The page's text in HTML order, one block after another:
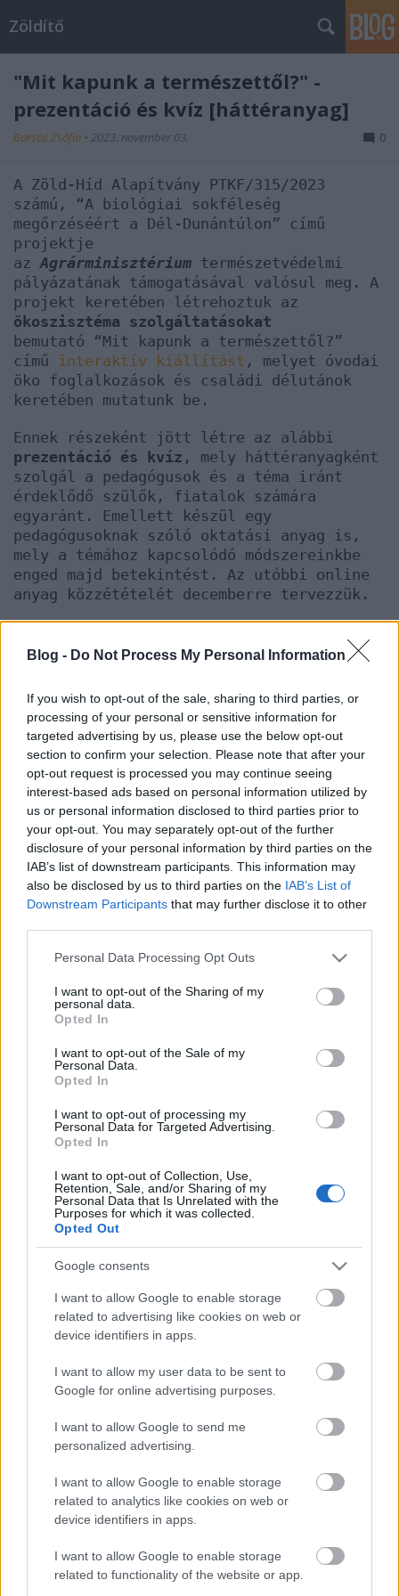
Blog - Do Not Process My Personal Information
If you wish to opt-out of the sale, sharing to third parties, or
processing of your personal or sensitive information for
targeted advertising by us, please use the below opt-out
section to confirm your selection. Please note that after your
opt-out request is processed you may continue seeing
interest-based ads based on personal information utilized by
us or personal information disclosed to third parties prior to
your opt-out. You may separately opt-out of the further
disclosure of your personal information by third parties on the
IAB’s list of downstream participants. This information may
also be disclosed by us to third parties on the IAB’s List of
Downstream Participants that may further disclose it to other
Please note that this website/app uses one or more Google
not limited to your visit or usage behaviour. You may click to
grant or deny consent to Google and its third-party tags to
use your data for below specified purposes in below Google
consent section.
Personal Data Processing Opt Outs
I want to opt-out of the Sharing of my
personal data.
Opted In
I want to opt-out of the Sale of my
Personal Data.
Opted In
I want to opt-out of processing my
Personal Data for Targeted Advertising.
Opted In
I want to opt-out of Collection, Use,
Retention, Sale, and/or Sharing of my
Personal Data that Is Unrelated with the
Purposes for which it was collected.
Opted Out
Google consents
I want to allow Google to enable storage
related to advertising like cookies on web or
device identifiers in apps.
I want to allow my user data to be sent to
Google for online advertising purposes.
I want to allow Google to send me
personalized advertising.
I want to allow Google to enable storage
related to analytics like cookies on web or
device identifiers in apps.
I want to allow Google to enable storage
related to functionality of the website or app.
Zöldítő
"Mit kapunk a természettől?" -
prezentáció és kvíz [háttéranyag]
Borsós Zsófia • 2023. november 03. 0
A Zöld-Híd Alapítvány PTKF/315/2023
számú, “A biológiai sokféleség
megőrzéséért a Dél-Dunántúlon” című
projektje
azAgrárminisztérium természetvédelmi
pályázatának támogatásával valósul meg. A
projekt keretében létrehoztuk az
ökoszisztéma szolgáltatásokat
bemutató “Mit kapunk a természettől?”
című interaktív kiállítást , melyet óvodai
öko foglalkozások és családi délutánok
keretében mutatunk be.
Ennek részeként jött létre az alábbi
prezentáció és kvíz , mely háttéranyagként
szolgál a pedagógusok és a téma iránt
érdeklődő szülők, fiatalok számára
egyaránt. Emellett készül egy
pedagógusoknak szóló oktatási anyag is,
mely a témához kapcsolódó módszereinkbe
enged majd betekintést. Az utóbbi online
anyag közzétételét decemberre tervezzük.
Kvíz
Címkék:kvíz háttéranyag
Ajánlott bejegyzések:
Beporzók napja_KVÍZ
Kuka-fogyókúra_(kvíz)játék
Tudjuk, mi van a mobilunk mögött?
[TechTudatos kvíz]